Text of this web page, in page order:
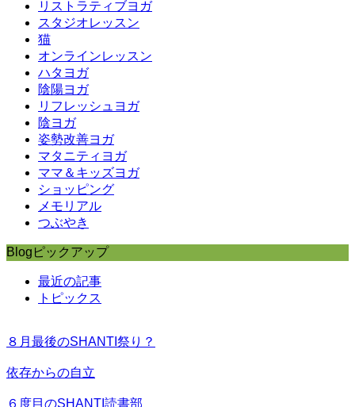
リストラティブヨガ
スタジオレッスン
猫
オンラインレッスン
ハタヨガ
陰陽ヨガ
リフレッシュヨガ
陰ヨガ
姿勢改善ヨガ
マタニティヨガ
ママ＆キッズヨガ
ショッピング
メモリアル
つぶやき
Blogピックアップ
最近の記事
トピックス
８月最後のSHANTI祭り？
依存からの自立
６度目のSHANTI読書部